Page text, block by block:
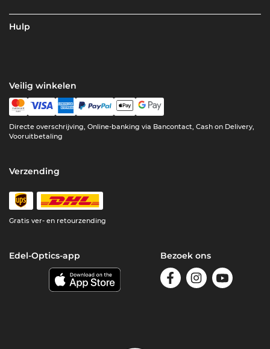
Hulp
Veilig winkelen
Directe overschrijving, Online-banking via Bancontact, Cash on Delivery,
Vooruitbetaling
Verzending
Gratis ver- en retourzending
Edel-Optics-app Bezoek ons